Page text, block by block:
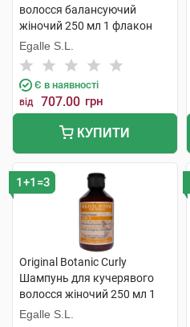
волосся балансуючий
жіночий 250 мл 1 флакон
Egalle S.L.
Є в наявності
від 707.00 грн
КУПИТИ
1+1=3
Original Botanic Curly
Шампунь для кучерявого
волосся жіночий 250 мл 1
флакон
Egalle S.L.